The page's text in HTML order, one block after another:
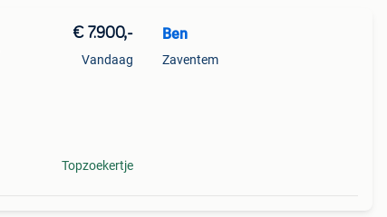
€ 7.900,-
Vandaag
Topzoekertje
Ben
Zaventem